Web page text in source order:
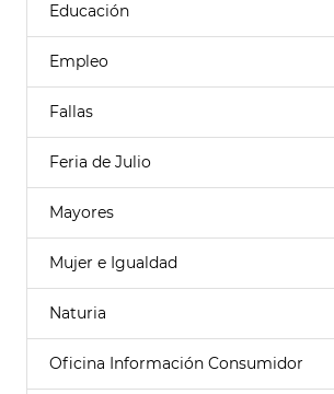
Educación
Empleo
Fallas
Feria de Julio
Mayores
Mujer e Igualdad
Naturia
Oficina Información Consumidor